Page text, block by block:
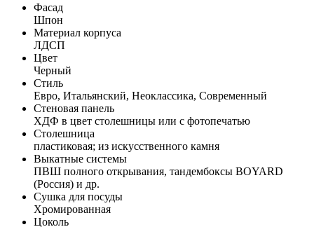
Фасад
Шпон
Материал корпуса
ЛДСП
Цвет
Черный
Стиль
Евро, Итальянский, Неоклассика, Современный
Стеновая панель
ХДФ в цвет столешницы или с фотопечатью
Столешница
пластиковая; из искусственного камня
Выкатные системы
ПВШ полного открывания, тандембоксы BOYARD
(Россия) и др.
Сушка для посуды
Хромированная
Цоколь